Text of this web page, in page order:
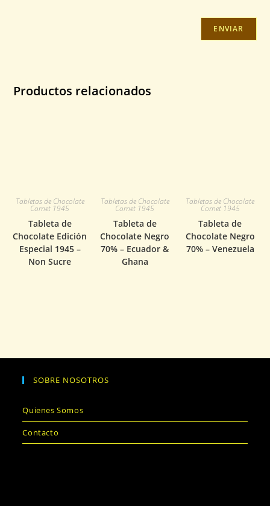
Productos relacionados
Tabletas de Chocolate
Cornet 1945
Tableta de
Chocolate Edición
Especial 1945 –
Non Sucre
Tabletas de Chocolate
Cornet 1945
Tableta de
Chocolate Negro
70% – Ecuador &
Ghana
Tabletas de Chocolate
Cornet 1945
Tableta de
Chocolate Negro
70% – Venezuela
SOBRE NOSOTROS
Quienes Somos
Contacto